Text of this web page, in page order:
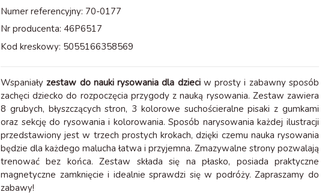
Numer referencyjny: 70-0177
Nr producenta: 46P6517
Kod kreskowy: 5055166358569
Wspaniałyzestaw do nauki rysowania dla dzieciw prosty i zabawny sposób
zachęci dziecko do rozpoczęcia przygody z nauką rysowania. Zestaw zawiera
8 grubych, błyszczących stron, 3 kolorowe suchościeralne pisaki z gumkami
oraz sekcję do rysowania i kolorowania. Sposób narysowania każdej ilustracji
przedstawiony jest w trzech prostych krokach, dzięki czemu nauka rysowania
będzie dla każdego malucha łatwa i przyjemna. Zmazywalne strony pozwalają
trenować bez końca. Zestaw składa się na płasko, posiada praktyczne
magnetyczne zamknięcie i idealnie sprawdzi się w podróży. Zapraszamy do
zabawy!